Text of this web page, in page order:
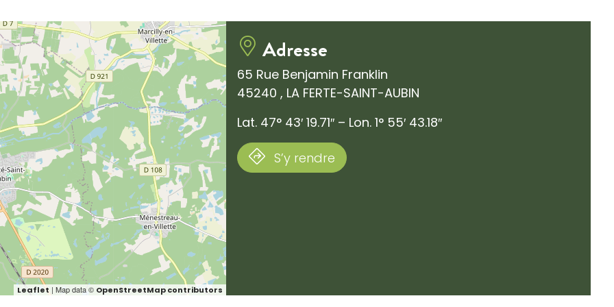
Leaflet | Map data © OpenStreetMap contributors
Adresse
65 Rue Benjamin Franklin
45240 , LA FERTE-SAINT-AUBIN
Lat. 47° 43′ 19.71″ – Lon. 1° 55′ 43.18″
S’y rendre